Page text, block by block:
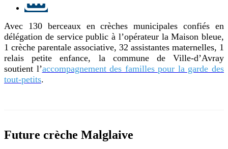
Avec 130 berceaux en crèches municipales confiés en
délégation de service public à l’opérateur la Maison bleue,
1 crèche parentale associative, 32 assistantes maternelles, 1
relais petite enfance, la commune de Ville-d’Avray
soutient l’accompagnement des familles pour la garde des
tout-petits.
Future crèche Malglaive